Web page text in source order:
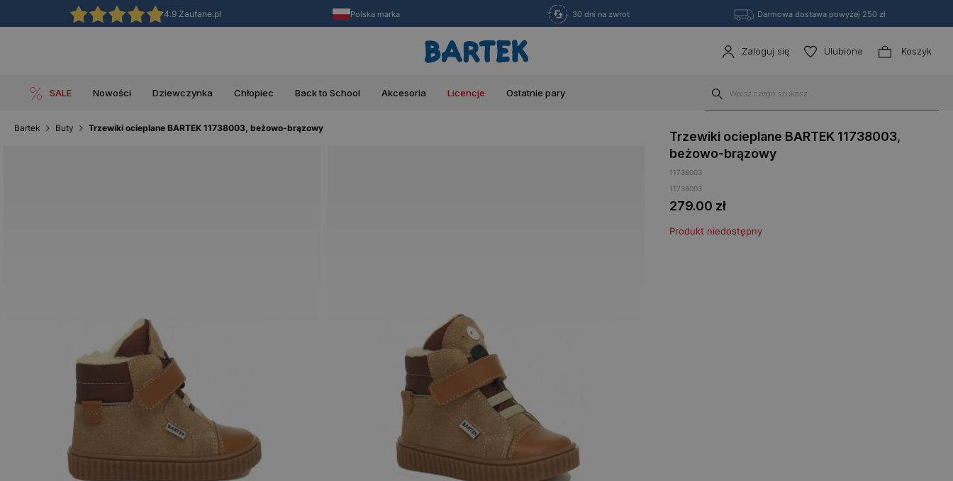
4.9 Zaufane.pl Polska marka 30 dni na zwrot Darmowa dostawa powyżej 250 zł
Zaloguj się Ulubione Koszyk
SALE Nowości Dziewczynka Chłopiec Back to School Akcesoria Licencje Ostatnie pary
Bartek Buty Trzewiki ocieplane BARTEK 11738003, beżowo-brązowy
Trzewiki ocieplane BARTEK 11738003,
beżowo-brązowy
11738003
11738003
279.00 zł
Produkt niedostępny